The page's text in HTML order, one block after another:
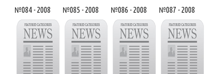
№084 - 2008 №085 - 2008 №086 - 2008 №087 - 2008